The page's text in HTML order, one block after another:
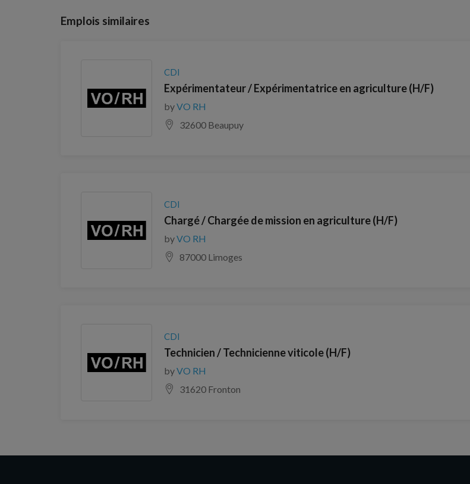
Emplois similaires
CDI
Expérimentateur / Expérimentatrice en agriculture (H/F)
byVO RH
32600 Beaupuy
CDI
Chargé / Chargée de mission en agriculture (H/F)
byVO RH
87000 Limoges
CDI
Technicien / Technicienne viticole (H/F)
byVO RH
31620 Fronton